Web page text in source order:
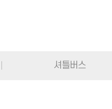
셔틀버스